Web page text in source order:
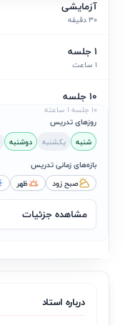
آزمایشی
30 دقیقه
1 جلسه
1 ساعت
10 جلسه
10 جلسه 1 ساعته
روزهای تدریس
شنبه
یکشنبه دوشنبه
بازه‌های زمانی تدریس
صبح زود
ظهر
مشاهده جزئیات
درباره استاد